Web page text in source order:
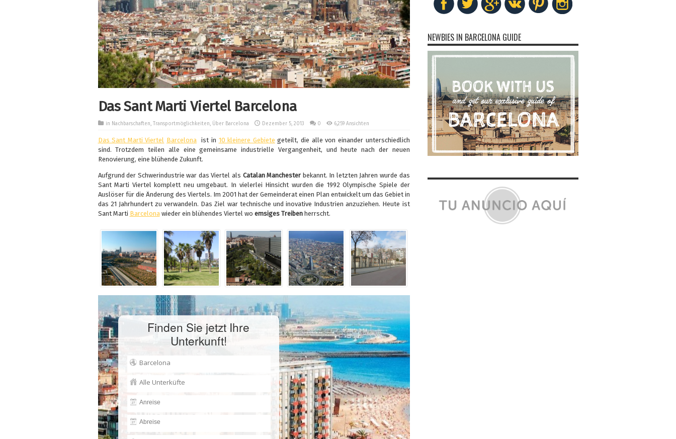
Das Sant Marti Viertel Barcelona
in Nachbarschaften, Transportmöglichkeiten, Über Barcelona Dezember 5, 2013 0 6,259 Ansichten
Das Sant Marti Viertel Barcelona ist in 10 kleinere Gebiete geteilt, die alle von einander unterschiedlich
sind. Trotzdem teilen alle eine gemeinsame industrielle Vergangenheit, und heute nach der neuen
Renovierung, eine blühende Zukunft.
Aufgrund der Schwerindustrie war das Viertel als Catalan Manchester bekannt. In letzten Jahren wurde das
Sant Marti Viertel komplett neu umgebaut. In vielerlei Hinsicht wurden die 1992 Olympische Spiele der
Auslöser für die Änderung des Viertels. Im 2001 hat der Gemeinderat einen Plan entwickelt um das Gebiet in
das 21 Jahrhundert zu verwandeln. Das Ziel war technische und inovative Industrien anzuziehen. Heute ist
Sant Marti Barcelonawieder ein blühendes Viertel wo emsiges Treibenherrscht.
Finden Sie jetzt Ihre
Unterkunft!
NEWBIES IN BARCELONA GUIDE